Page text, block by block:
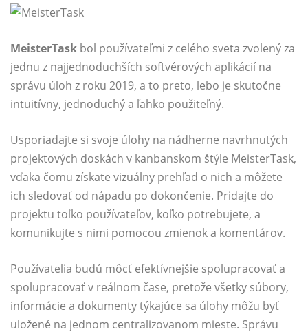
MeisterTask bol používateľmi z celého sveta zvolený za
jednu z najjednoduchších softvérových aplikácií na
správu úloh z roku 2019, a to preto, lebo je skutočne
intuitívny, jednoduchý a ľahko použiteľný.
Usporiadajte si svoje úlohy na nádherne navrhnutých
projektových doskách v kanbanskom štýle MeisterTask,
vďaka čomu získate vizuálny prehľad o nich a môžete
ich sledovať od nápadu po dokončenie. Pridajte do
projektu toľko používateľov, koľko potrebujete, a
komunikujte s nimi pomocou zmienok a komentárov.
Používatelia budú môcť efektívnejšie spolupracovať a
spolupracovať v reálnom čase, pretože všetky súbory,
informácie a dokumenty týkajúce sa úlohy môžu byť
uložené na jednom centralizovanom mieste. Správu